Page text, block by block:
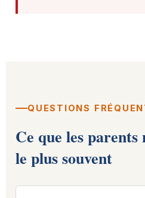
QUESTIONS
Ce que les parents
le plus souvent